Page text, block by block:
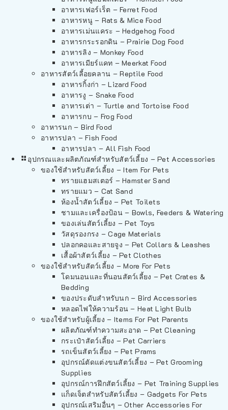
อาหารเฟอร์เร็ต – Ferret Food
อาหารหนู – Rats & Mice Food
อาหารเม่นแคระ – Hedgehog Food
อาหารกระรอกดิน – Prairie Dog Food
อาหารลิง – Monkey Food
อาหารเมียร์แคท – Meerkat Food
อาหารสัตว์เลี้อยคลาน – Reptile Food
อาหารกิ้งก่า – Lizard Food
อาหารงู – Snake Food
อาหารเต่า – Turtle and Tortoise Food
อาหารกบ – Frog Food
อาหารนก – Bird Food
อาหารปลา – Fish Food
อาหารปลา – All Fish Food
อุปกรณและผลิตภัณฑ์สำหรับสัตว์เลี้ยง – Pet Accessories
ของใช้สำหรับสัตว์เลี้ยง – Item For Pets
ทรายแฮมสเตอร์ – Hamster Sand
ทรายแมว – Cat Sand
ห้องน้ำสัตว์เลี้ยง – Pet Toilets
ชามและเครื่องป้อน – Bowls, Feeders & Watering
ของเล่นสัตว์เลี้ยง – Pet Toys
วัสดุรองกรง – Cage Materials
ปลอกคอและสายจูง – Pet Collars & Leashes
เสื้อผ้าสัตว์เลี้ยง – Pet Clothes
ของใช้สำหรับสัตว์เลี้ยง – More For Pets
โดมนอนและที่นอนสัตว์เลี้ยง – Pet Crates &
Bedding
ของประดับสำหรับนก – Bird Accessories
หลอดไฟให้ความร้อน – Heat Light Bulb
ของใช้สำหรับผู้เลี้ยง – Items For Pet Parents
ผลิตภัณฑ์ทำความสะอาด – Pet Cleaning
กระเป๋าสัตว์เลี้ยง – Pet Carriers
รถเข็นสัตว์เลี้ยง – Pet Prams
อุปกรณ์ตัดแต่งขนสัตว์เลี้ยง – Pet Grooming
Supplies
อุปกรณ์การฝึกสัตว์เลี้ยง – Pet Training Supplies
แก็ดเจ็ตสำหรับสัตว์เลี้ยง – Gadgets For Pets
อุปกรณ์เสริมอื่นๆ – Other Accessories For